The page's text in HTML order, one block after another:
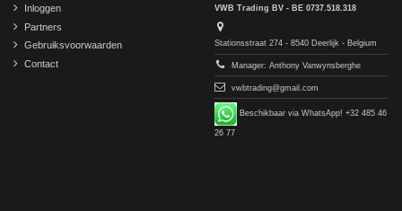
Inloggen
Partners
Gebruiksvoorwaarden
Contact
VWB Trading BV - BE 0737.518.318
Stationsstraat 274 - 8540 Deerlijk - Belgium
Manager: Anthony Vanwynsberghe
vwbtrading@gmail.com
Beschikbaar via WhatsApp! +32 485 46
26 77